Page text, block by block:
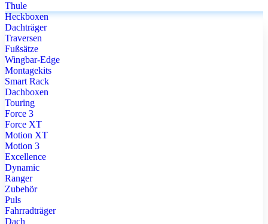
Thule
Heckboxen
Dachträger
Traversen
Fußsätze
Wingbar-Edge
Montagekits
Smart Rack
Dachboxen
Touring
Force 3
Force XT
Motion XT
Motion 3
Excellence
Dynamic
Ranger
Zubehör
Puls
Fahrradträger
Dach